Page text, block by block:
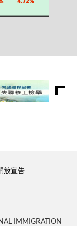
放宣告
IMMIGRATION